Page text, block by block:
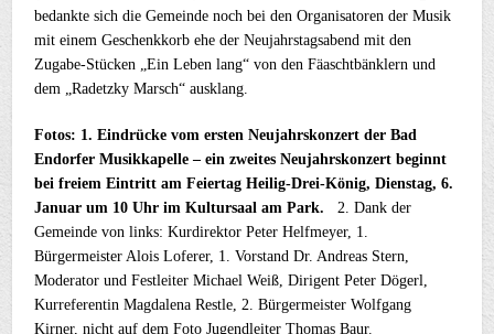
bedankte sich die Gemeinde noch bei den Organisatoren der Musik
mit einem Geschenkkorb ehe der Neujahrstagsabend mit den
Zugabe-Stücken „Ein Leben lang“ von den Fäaschtbänklern und
dem „Radetzky Marsch“ ausklang.
Fotos: 1. Eindrücke vom ersten Neujahrskonzert der Bad
Endorfer Musikkapelle – ein zweites Neujahrskonzert beginnt
bei freiem Eintritt am Feiertag Heilig-Drei-König, Dienstag, 6.
Januar um 10 Uhr im Kultursaal am Park.
2. Dank der
Gemeinde von links: Kurdirektor Peter Helfmeyer, 1.
Bürgermeister Alois Loferer, 1. Vorstand Dr. Andreas Stern,
Moderator und Festleiter Michael Weiß, Dirigent Peter Dögerl,
Kurreferentin Magdalena Restle, 2. Bürgermeister Wolfgang
Kirner, nicht auf dem Foto Jugendleiter Thomas Baur.